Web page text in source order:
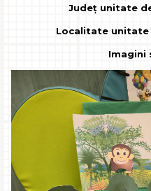
Județ unitate
Localitate unitate
Imagini